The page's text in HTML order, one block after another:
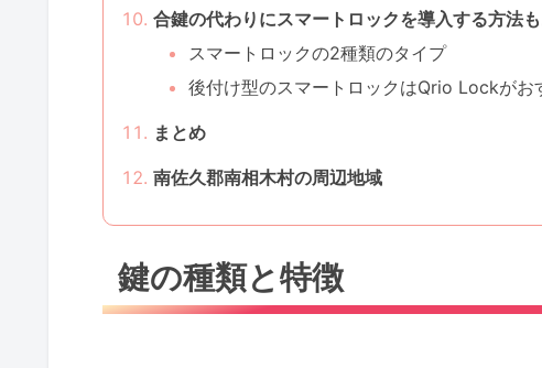
合鍵の代わりにスマートロックを導入する方法
スマートロックの2種類のタイプ
後付け型のスマートロックはQrio Lockがお
まとめ
南佐久郡南相木村の周辺地域
鍵の種類と特徴